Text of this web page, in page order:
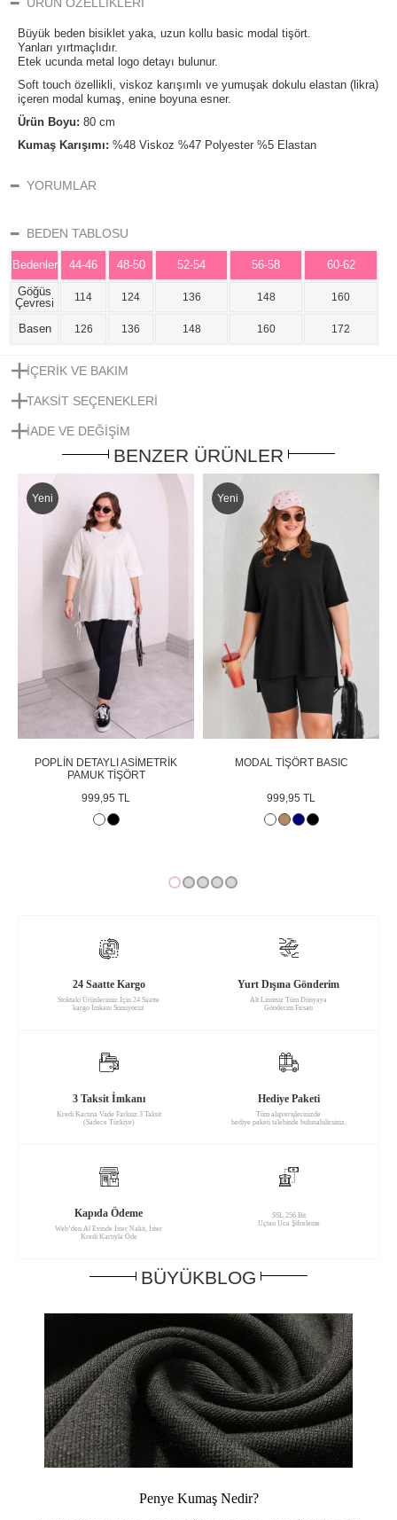
Büyük beden bisiklet yaka, uzun kollu basic modal tişört.
Yanları yırtmaçlıdır.
Etek ucunda metal logo detayı bulunur.
Soft touch özellikli, viskoz karışımlı ve yumuşak dokulu elastan (likra)
içeren modal kumaş, enine boyuna esner.
Ürün Boyu: 80 cm
Kumaş Karışımı: %48 Viskoz %47 Polyester %5 Elastan
YORUMLAR
BEDEN TABLOSU
Bedenler 44-46 48-50 52-54 56-58
60-62
Göğüs
Çevresi
114 124 136 148 160
Basen 126 136 148 160 172
İÇERIK VE BAKIM
TAKSIT SEÇENEKLERI
IADE VE DEĞIŞIM
BENZER ÜRÜNLER
Yeni
POPLİN DETAYLI ASİMETRİK
PAMUK TİŞÖRT
999,95 TL
Yeni
MODAL TİŞÖRT BASIC
999,95 TL
24 Saatte Kargo
Stoktaki Ürünlerimiz İçin 24 Saatte
kargo İmkanı Sunuyoruz
Yurt Dışına Gönderim
Alt Limitsiz Tüm Dünyaya
Gönderim Fırsatı
3 Taksit İmkanı
Kredi Kartına Vade Farksız 3 Taksit
(Sadece Türkiye)
Hediye Paketi
Tüm alışverişlerinizde
hediye paketi talebinde bulunabilirsiniz.
Kapıda Ödeme
Web’den Al Evinde İster Nakit, İster
Kredi Kartıyla Öde
SSL 256 Bit
Uçtan Uca Şifreleme
BÜYÜKBLOG
Penye Kumaş Nedir?